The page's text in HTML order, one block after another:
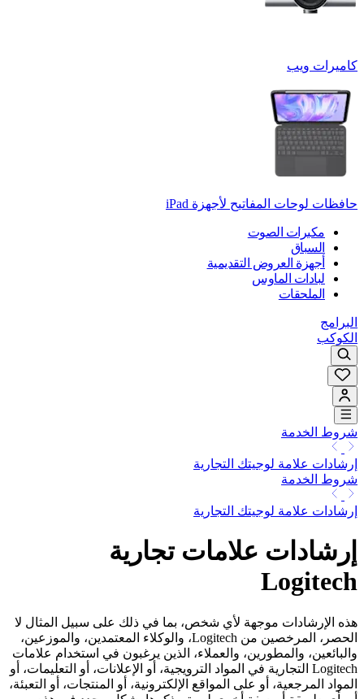
كاميرات ويب
حافظات لوحات المفاتيح لأجهزة ‏iPad
مكبرات الصوت
السباق
أجهزة العروض التقديمية
لبادات الماوس
الملحقات
البرامج
الكوكب
شروط الخدمة
إرشادات علامة لوجيتك التجارية
شروط الخدمة
إرشادات علامة لوجيتك التجارية
إرشادات علامات تجارية
Logitech
هذه الإرشادات موجهة لأي شخص، بما في ذلك على سبيل المثال لا
الحصر، المرخصين من Logitech، والوكلاء المعتمدين، والموزعين،
والبائعين، والمطورين، والعملاء، الذين يرغبون في استخدام علامات
Logitech التجارية في المواد الترويجية، أو الإعلانات، أو التعليمات، أو
المواد المرجعية، أو على المواقع الإلكترونية، أو المنتجات، أو التعبئة،